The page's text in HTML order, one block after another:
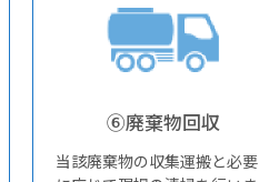
⑥廃棄物回収
当該廃棄物の収集運搬と必要